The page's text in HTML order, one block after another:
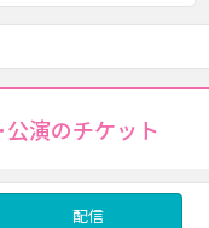
演のチケット
配信